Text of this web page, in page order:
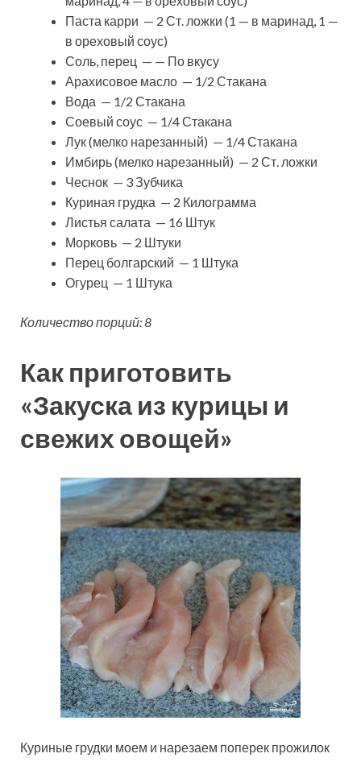
Паста карри — 2 Ст. ложки (1 — в маринад, 1 —
в ореховый соус)
Соль, перец — — По вкусу
Арахисовое масло — 1/2 Стакана
Вода — 1/2 Стакана
Соевый соус — 1/4 Стакана
Лук (мелко нарезанный) — 1/4 Стакана
Имбирь (мелко нарезанный) — 2 Ст. ложки
Чеснок — 3 Зубчика
Куриная грудка — 2 Килограмма
Листья салата — 16 Штук
Морковь — 2 Штуки
Перец болгарский — 1 Штука
Огурец — 1 Штука
Количество порций: 8
Как приготовить
«Закуска из курицы и
свежих овощей»
Куриные грудки моем и нарезаем поперек прожилок